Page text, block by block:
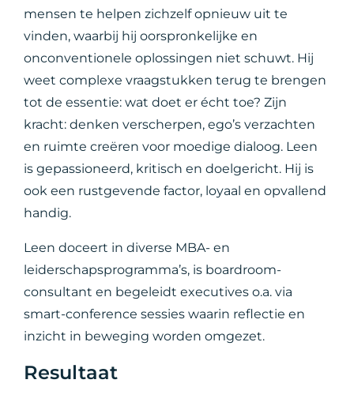
mensen te helpen zichzelf opnieuw uit te
vinden, waarbij hij oorspronkelijke en
onconventionele oplossingen niet schuwt. Hij
weet complexe vraagstukken terug te brengen
tot de essentie: wat doet er écht toe? Zijn
kracht: denken verscherpen, ego’s verzachten
en ruimte creëren voor moedige dialoog. Leen
is gepassioneerd, kritisch en doelgericht. Hij is
ook een rustgevende factor, loyaal en opvallend
handig.
Leen doceert in diverse MBA- en
leiderschapsprogramma’s, is boardroom-
consultant en begeleidt executives o.a. via
smart-conference sessies waarin reflectie en
inzicht in beweging worden omgezet.
Resultaat